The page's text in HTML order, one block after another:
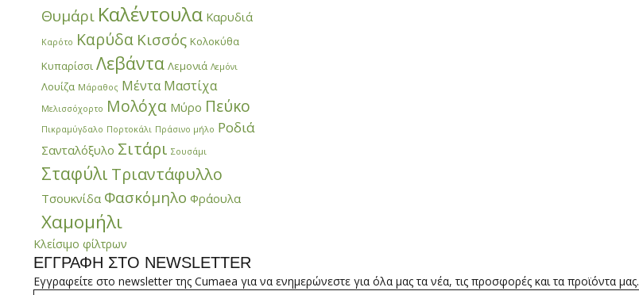
Θυμάρι Καλέντουλα Καρυδιά
Καρότο Καρύδα Κισσός Κολοκύθα
Κυπαρίσσι Λεβάντα Λεμονιά Λεμόνι
Λουίζα Μάραθος Μέντα Μαστίχα
Μελισσόχορτο Μολόχα Μύρο Πεύκο
Πικραμύγδαλο Πορτοκάλι Πράσινο μήλο Ροδιά
Σανταλόξυλο Σιτάρι Σουσάμι
Σταφύλι Τριαντάφυλλο
Τσουκνίδα Φασκόμηλο Φράουλα
Χαμομήλι
Κλείσιμο φίλτρων
ΕΓΓΡΑΦΗ ΣΤΟ NEWSLETTER
Εγγραφείτε στο newsletter της Cumaea για να ενημερώνεστε για όλα μας τα νέα, τις προσφορές και τα προϊόντα μας.